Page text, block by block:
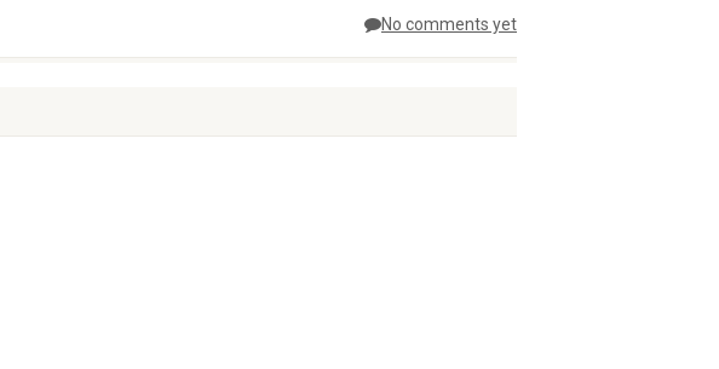
No comments yet